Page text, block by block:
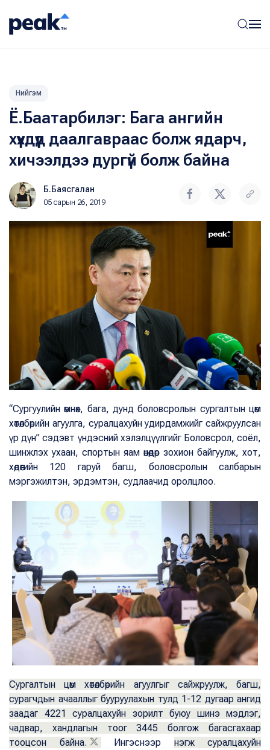
Нийгэм
Ё.Баатарбилэг: Бага ангийн
хүүхдүүд даалгавраас болж ядарч,
хичээлдээ дургүй болж байна
Б.Баясгалан
05 сарын 26, 2019
“Сургуулийн өмнөх, бага, дунд боловсролын сургалтын цөм
хөтөлбөрийн агуулга, суралцахуйн удирдамжийг сайжруулсан
үр дүн” сэдэвт үндэсний хэлэлцүүлгийг Боловсрол, соёл,
шинжлэх ухаан, спортын яам өнөөдөр зохион байгуулж, хот,
хөдөөгийн 120 гаруй багш, боловсролын салбарын
мэргэжилтэн, эрдэмтэн, судлаачид оролцлоо.
Сургалтын цөм хөтөлбөрийн агуулгыг сайжруулж, багш,
сурагчдын ачааллыг бууруулахын тулд 1-12 дугаар ангид
заадаг 4221 суралцахуйн зорилт буюу шинэ мэдлэг,
чадвар, хандлагын тоог 3445 болгож багасгахаар
тооцсон байна.
Ингэснээр нэгж суралцахуйн